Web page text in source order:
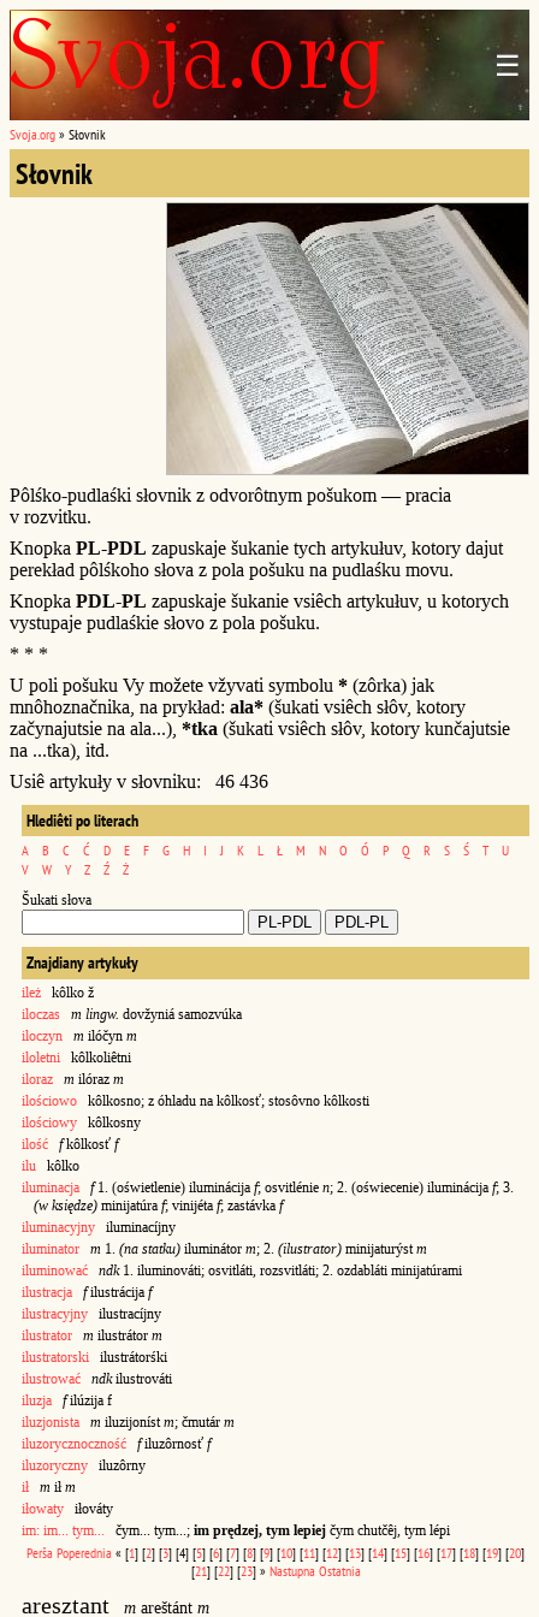
☰
Svoja.org » Słovnik
Słovnik
Pôlśko-pudlaśki słovnik z odvorôtnym pošukom — pracia
v rozvitku.
Knopka PL-PDL zapuskaje šukanie tych artykułuv, kotory dajut
perekład pôlśkoho słova z pola pošuku na pudlaśku movu.
Knopka PDL-PL zapuskaje šukanie vsiêch artykułuv, u kotorych
vystupaje pudlaśkie słovo z pola pošuku.
* * *
U poli pošuku Vy možete vžyvati symbolu * (zôrka) jak
mnôhoznačnika, na prykład: ala* (šukati vsiêch słôv, kotory
začynajutsie na ala...), *tka (šukati vsiêch słôv, kotory kunčajutsie
na ...tka), itd.
Usiê artykuły v słovniku: 46 436
Hlediêti po literach
A B C Ć D E F G H I J K L Ł M N O Ó P Q R S Ś T
U
V
W Y Z Ź Ż
Šukati słova
Znajdiany artykuły
ileż kôlko ž
iloczas
m lingw. dovžyniá samozvúka
iloczyn
m ilóčyn m
iloletni kôlkoliêtni
iloraz
m ilóraz m
ilościowo kôlkosno; z óhladu na kôlkosť; stosôvno kôlkosti
ilościowy kôlkosny
ilość
fkôlkosť f
ilu kôlko
iluminacja
f1. (oświetlenie) iluminácija f; osvitlénie n; 2. (oświecenie) iluminácija f; 3.
(w księdze) minijatúra f; vinijéta f; zastávka f
iluminacyjny iluminacíjny
iluminator
m 1. (na statku) iluminátor m; 2. (ilustrator) minijaturýst m
iluminować
ndk1. iluminováti; osvitláti, rozsvitláti; 2. ozdabláti minijatúrami
ilustracja
filustrácija f
ilustracyjny ilustracíjny
ilustrator
m ilustrátor m
ilustratorski ilustrátorśki
ilustrować
ndkilustrováti
iluzja
filúzija f
iluzjonista
m iluzijoníst m; čmutár m
iluzorycznoczność
filuzôrnosť f
iluzoryczny iluzôrny
ił
m iłm
iłowaty iłováty
im: im... tym...
čym... tym...; im prędzej, tym lepiej čym chutčêj, tym lépi
Perša Poperednia « [1] [2] [3] [4] [5] [6] [7] [8] [9] [10] [11] [12] [13] [14] [15] [16] [17] [18] [19] [20]
[21] [22] [23]» Nastupna Ostatnia
aresztant m areštánt m